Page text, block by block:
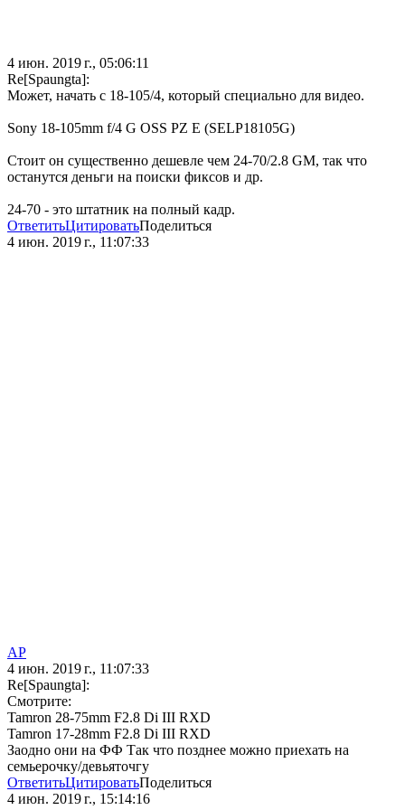
4 июн. 2019 г., 05:06:11
Re[Spaungta]:
Может, начать с 18-105/4, который специально для видео.
Sony 18-105mm f/4 G OSS PZ E (SELP18105G)
Стоит он существенно дешевле чем 24-70/2.8 GM, так что
останутся деньги на поиски фиксов и др.
24-70 - это штатник на полный кадр.
ОтветитьЦитироватьПоделиться
4 июн. 2019 г., 11:07:33
AP
4 июн. 2019 г., 11:07:33
Re[Spaungta]:
Смотрите:
Tamron 28-75mm F2.8 Di III RXD
Tamron 17-28mm F2.8 Di III RXD
Заодно они на ФФ Так что позднее можно приехать на
семьерочку/девьяточгу
ОтветитьЦитироватьПоделиться
4 июн. 2019 г., 15:14:16